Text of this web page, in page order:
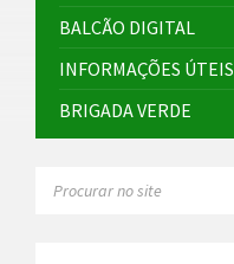
BALCÃO DIGITAL
INFORMAÇÕES ÚTEIS
BRIGADA VERDE